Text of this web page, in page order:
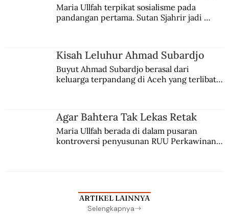
Maria Ullfah terpikat sosialisme pada
pandangan pertama. Sutan Sjahrir jadi
Kisah Leluhur Ahmad Subardjo
Buyut Ahmad Subardjo berasal dari
keluarga terpandang di Aceh yang terlibat
Agar Bahtera Tak Lekas Retak
Maria Ullfah berada di dalam pusaran
kontroversi penyusunan RUU Perkawinan.
ARTIKEL LAINNYA
Selengkapnya